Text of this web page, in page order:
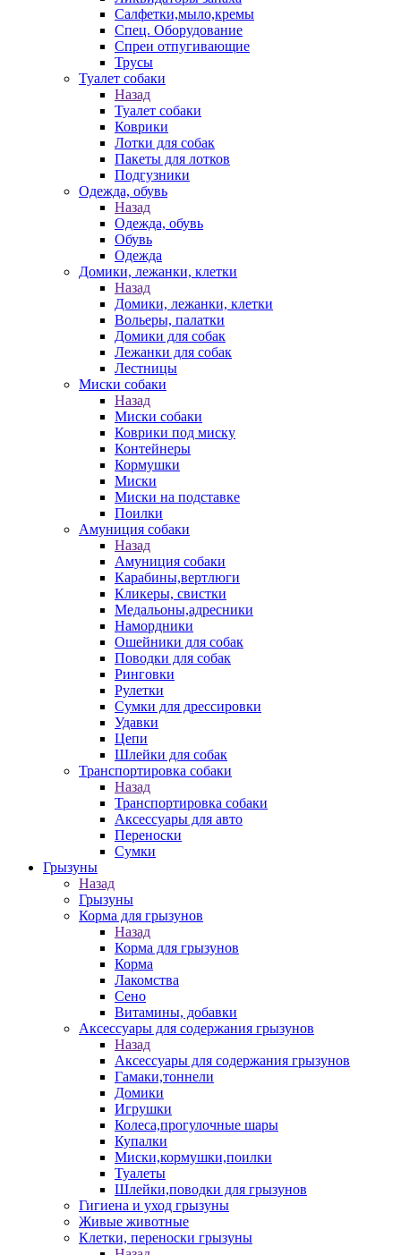
Салфетки,мыло,кремы
Спец. Оборудование
Спреи отпугивающие
Трусы
Туалет собаки
Назад
Туалет собаки
Коврики
Лотки для собак
Пакеты для лотков
Подгузники
Одежда, обувь
Назад
Одежда, обувь
Обувь
Одежда
Домики, лежанки, клетки
Назад
Домики, лежанки, клетки
Вольеры, палатки
Домики для собак
Лежанки для собак
Лестницы
Миски собаки
Назад
Миски собаки
Коврики под миску
Контейнеры
Кормушки
Миски
Миски на подставке
Поилки
Амуниция собаки
Назад
Амуниция собаки
Карабины,вертлюги
Кликеры, свистки
Медальоны,адресники
Намордники
Ошейники для собак
Поводки для собак
Ринговки
Рулетки
Сумки для дрессировки
Удавки
Цепи
Шлейки для собак
Транспортировка собаки
Назад
Транспортировка собаки
Аксессуары для авто
Переноски
Сумки
Грызуны
Назад
Грызуны
Корма для грызунов
Назад
Корма для грызунов
Корма
Лакомства
Сено
Витамины, добавки
Аксессуары для содержания грызунов
Назад
Аксессуары для содержания грызунов
Гамаки,тоннели
Домики
Игрушки
Колеса,прогулочные шары
Купалки
Миски,кормушки,поилки
Туалеты
Шлейки,поводки для грызунов
Гигиена и уход грызуны
Живые животные
Клетки, переноски грызуны